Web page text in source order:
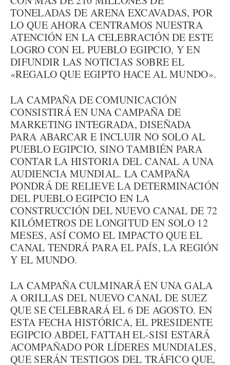
TONELADAS DE ARENA EXCAVADAS, POR
LO QUE AHORA CENTRAMOS NUESTRA
ATENCIÓN EN LA CELEBRACIÓN DE ESTE
LOGRO CON EL PUEBLO EGIPCIO, Y EN
DIFUNDIR LAS NOTICIAS SOBRE EL
«REGALO QUE EGIPTO HACE AL MUNDO».
LA CAMPAÑA DE COMUNICACIÓN
CONSISTIRÁ EN UNA CAMPAÑA DE
MARKETING INTEGRADA, DISEÑADA
PARA ABARCAR E INCLUIR NO SOLO AL
PUEBLO EGIPCIO, SINO TAMBIÉN PARA
CONTAR LA HISTORIA DEL CANAL A UNA
AUDIENCIA MUNDIAL. LA CAMPAÑA
PONDRÁ DE RELIEVE LA DETERMINACIÓN
DEL PUEBLO EGIPCIO EN LA
CONSTRUCCIÓN DEL NUEVO CANAL DE 72
KILÓMETROS DE LONGITUD EN SOLO 12
MESES, ASÍ COMO EL IMPACTO QUE EL
CANAL TENDRÁ PARA EL PAÍS, LA REGIÓN
Y EL MUNDO.
LA CAMPAÑA CULMINARÁ EN UNA GALA
A ORILLAS DEL NUEVO CANAL DE SUEZ
QUE SE CELEBRARÁ EL 6 DE AGOSTO. EN
ESTA FECHA HISTÓRICA, EL PRESIDENTE
EGIPCIO ABDEL FATTAH EL-SISI ESTARÁ
ACOMPAÑADO POR LÍDERES MUNDIALES,
QUE SERÁN TESTIGOS DEL TRÁFICO QUE,